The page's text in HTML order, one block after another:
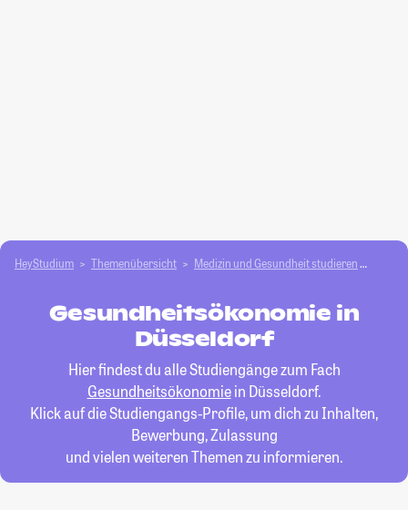
HeyStudium Themenübersicht Medizin und Gesundheit studieren
Gesundheitsökonomie in
Düsseldorf
Hier findest du alle Studiengänge zum Fach
Gesundheitsökonomiein Düsseldorf.
Klick auf die Studiengangs-Profile, um dich zu Inhalten,
Bewerbung, Zulassung
und vielen weiteren Themen zu informieren.